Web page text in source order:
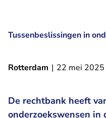
Tussenbeslissingen in
Rotterdam | 22 mei 2025
De rechtbank heeft
onderzoekswensen in